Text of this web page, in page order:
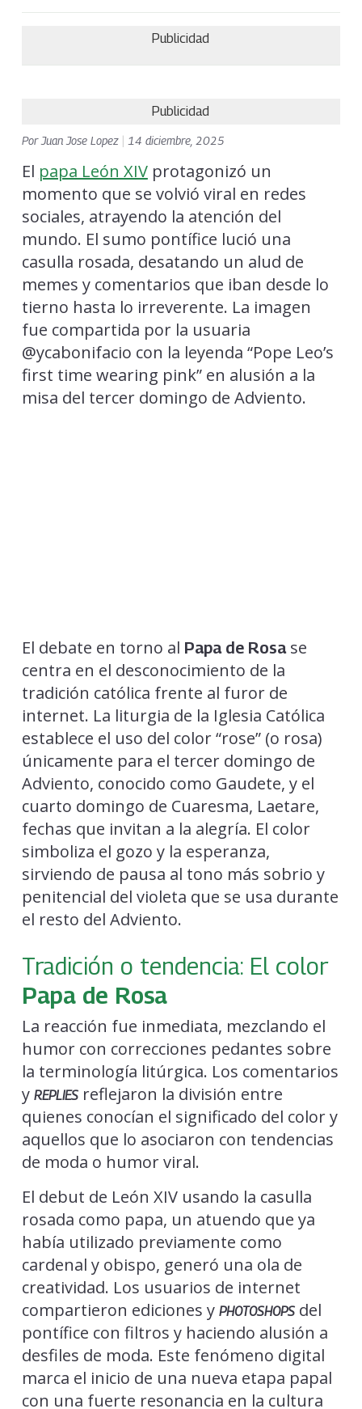
Publicidad
Publicidad
Por Juan Jose Lopez 14 diciembre, 2025
El papa León XIVprotagonizó un
momento que se volvió viral en redes
sociales, atrayendo la atención del
mundo. El sumo pontífice lució una
casulla rosada, desatando un alud de
memes y comentarios que iban desde lo
tierno hasta lo irreverente. La imagen
fue compartida por la usuaria
@ycabonifacio con la leyenda “Pope Leo’s
first time wearing pink” en alusión a la
misa del tercer domingo de Adviento.
El debate en torno al Papa de Rosase
centra en el desconocimiento de la
tradición católica frente al furor de
internet. La liturgia de la Iglesia Católica
establece el uso del color “rose” (o rosa)
únicamente para el tercer domingo de
Adviento, conocido como Gaudete, y el
cuarto domingo de Cuaresma, Laetare,
fechas que invitan a la alegría. El color
simboliza el gozo y la esperanza,
sirviendo de pausa al tono más sobrio y
penitencial del violeta que se usa durante
el resto del Adviento.
Tradición o tendencia: El color
Papa de Rosa
La reacción fue inmediata, mezclando el
humor con correcciones pedantes sobre
la terminología litúrgica. Los comentarios
y REPLIESreflejaron la división entre
quienes conocían el significado del color y
aquellos que lo asociaron con tendencias
de moda o humor viral.
El debut de León XIV usando la casulla
rosada como papa, un atuendo que ya
había utilizado previamente como
cardenal y obispo, generó una ola de
creatividad. Los usuarios de internet
compartieron ediciones y PHOTOSHOPSdel
pontífice con filtros y haciendo alusión a
desfiles de moda. Este fenómeno digital
marca el inicio de una nueva etapa papal
con una fuerte resonancia en la cultura